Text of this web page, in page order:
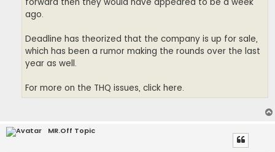
ago.
Deadline has theorized that the company is up for sale,
which has been a rumor making the rounds over the last
year as well.
For more on the THQ issues, click here.
MR.Off Topic